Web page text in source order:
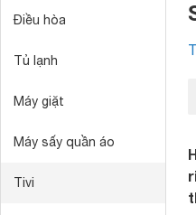
Điều hòa
Tủ lạnh
Máy giặt
Máy sấy quần áo
Tivi